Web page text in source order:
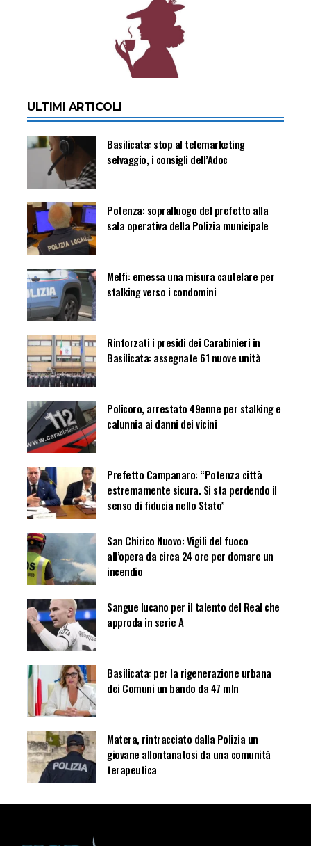
ULTIMI ARTICOLI
Basilicata: stop al telemarketing
selvaggio, i consigli dell’Adoc
Potenza: sopralluogo del prefetto alla
sala operativa della Polizia municipale
Melfi: emessa una misura cautelare per
stalking verso i condomini
Rinforzati i presidi dei Carabinieri in
Basilicata: assegnate 61 nuove unità
Policoro, arrestato 49enne per stalking e
calunnia ai danni dei vicini
Prefetto Campanaro: “Potenza città
estremamente sicura. Si sta perdendo il
senso di fiducia nello Stato”
San Chirico Nuovo: Vigili del fuoco
all’opera da circa 24 ore per domare un
incendio
Sangue lucano per il talento del Real che
approda in serie A
Basilicata: per la rigenerazione urbana
dei Comuni un bando da 47 mln
Matera, rintracciato dalla Polizia un
giovane allontanatosi da una comunità
terapeutica